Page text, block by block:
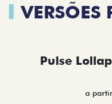
VERSÕES
Pulse
a